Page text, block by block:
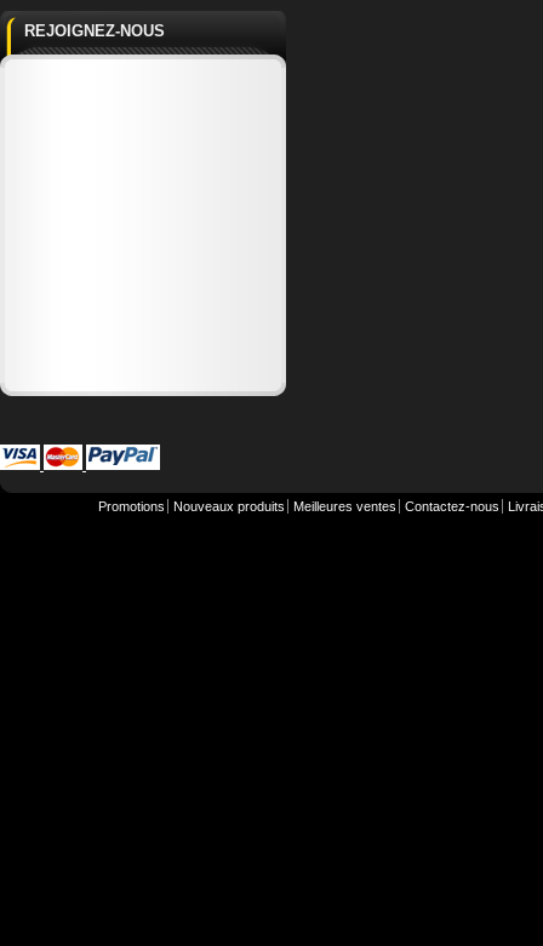
REJOIGNEZ-NOUS
Promotions Nouveaux produits Meilleures ventes Contactez-nous